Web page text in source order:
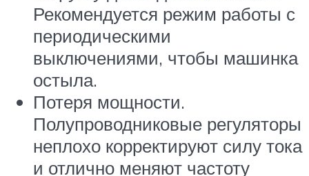
Рекомендуется режим работы с
периодическими
выключениями, чтобы машинка
остыла.
Потеря мощности.
Полупроводниковые регуляторы
неплохо корректируют силу тока
и отлично меняют частоту